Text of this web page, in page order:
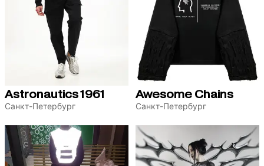
Astronautics1961
Санкт-Петербург
Awesome Chains
Санкт-Петербург